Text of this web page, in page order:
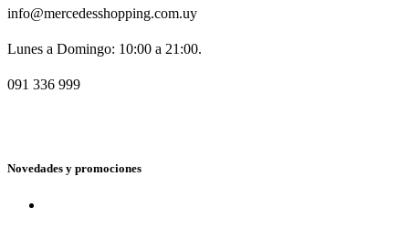
info@mercedesshopping.com.uy
Lunes a Domingo: 10:00 a 21:00.
091 336 999
Novedades y promociones